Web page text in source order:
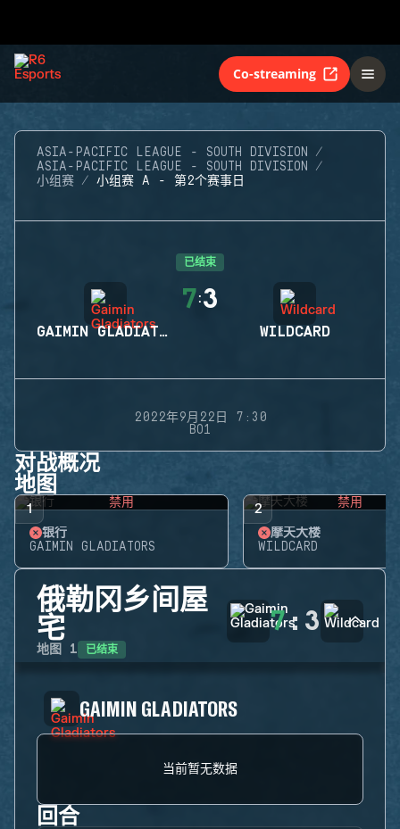
Co-streaming
ASIA-PACIFIC LEAGUE - SOUTH DIVISION
ASIA-PACIFIC LEAGUE - SOUTH DIVISION
小组赛
小组赛 A - 第2个赛事日
已结束
GAIMIN GLADIATORS
7:3
WILDCARD
2022年9月22日 7:30
BO1
对战概况
地图
1 禁用
银行
GAIMIN GLADIATORS
2 禁用
摩天大楼
WILDCARD
俄勒冈乡间屋
宅
地图 1 已结束
7: 3
GAIMIN GLADIATORS
当前暂无数据
回合